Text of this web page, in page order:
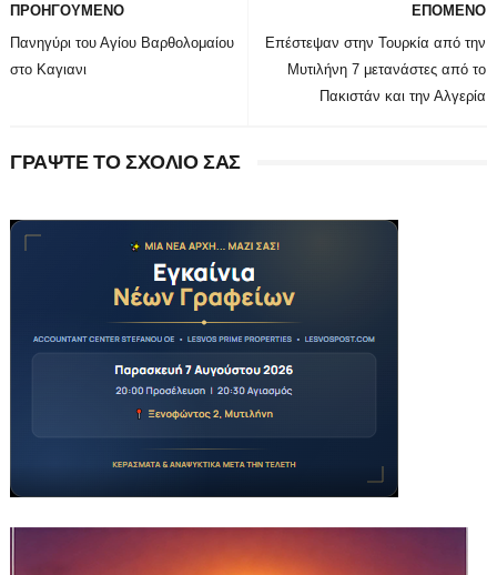
ΕΠΟΜΕΝΟ
Επέστεψαν στην Τουρκία από την
Μυτιλήνη 7 μετανάστες από το
Πακιστάν και την Αλγερία
ΠΡΟΗΓΟΥΜΕΝΟ
Πανηγύρι του Αγίου Βαρθολομαίου
στο Καγιανι
ΓΡΑΨΤΕ ΤΟ ΣΧΟΛΙΟ ΣΑΣ